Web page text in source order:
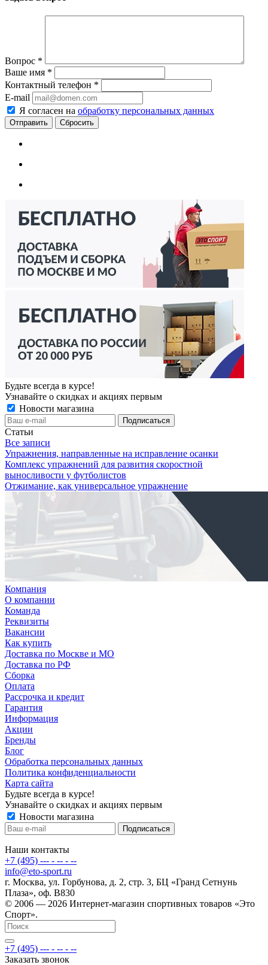
Вопрос *
Ваше имя *
Контактный телефон *
E-mail
Я согласен на обработку персональных данных
Сбросить
Будьте всегда в курсе!
Узнавайте о скидках и акциях первым
Новости магазина
Статьи
Все записи
Упражнения, направленные на исправление осанки
Комплекс упражнений для развития скоростной
выносливости у футболистов
Отжимание, как универсальное упражнение
Компания
О компании
Команда
Реквизиты
Вакансии
Как купить
Доставка по Москве и МО
Доставка по РФ
Сборка
Оплата
Рассрочка и кредит
Гарантия
Информация
Акции
Бренды
Блог
Обработка персональных данных
Политика конфиденциальности
Карта сайта
Будьте всегда в курсе!
Узнавайте о скидках и акциях первым
Новости магазина
Наши контакты
+7 (495) --- - -- - --
info@eto-sport.ru
г. Москва, ул. Горбунова, д. 2, стр. 3, БЦ «Гранд Сетнунь
Плаза», оф. В830
© 2006 — 2026 Интернет-магазин спортивных товаров «Это
Спорт».
+7 (495) --- - -- - --
Заказать звонок